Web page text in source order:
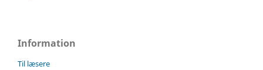
Information
Til læsere